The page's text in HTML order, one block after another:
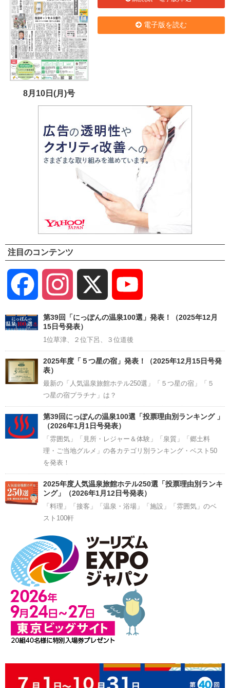
8月10日(月)号
電子版を読む
注目のコンテンツ
Facebook Instagram
Channel
第39回「にっぽんの温泉100選」発表！（2025年12月
15日号発表）
1位草津、２位下呂、３位道後
2025年度「５つ星の宿」発表！（2025年12月15日号発
表）
最新の「人気温泉旅館ホテル250選」「５つ星の宿」「５
つ星の宿プラチナ」は？
第39回にっぽんの温泉100選「投票理由別ランキング 」
（2026年1月1日号発表）
「雰囲気」「見所・レジャー＆体験」「泉質」「郷土料
理・ご当地グルメ」の各カテゴリ別ランキング・ベスト50
を発表！
2025年度人気温泉旅館ホテル250選「投票理由別ランキ
ング」（2026年1月12日号発表）
「料理」「接客」「温泉・浴場」「施設」「雰囲気」のベ
スト100軒